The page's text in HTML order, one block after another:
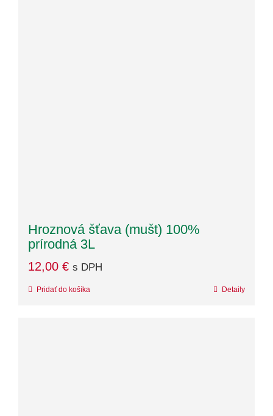
Hroznová šťava (mušt) 100%
prírodná 3L
12,00 € s DPH
Pridať do košíka Detaily